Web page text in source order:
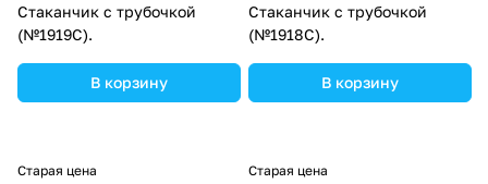
Стаканчик с трубочкой
(№1919С).
В корзину
Стаканчик с трубочкой
(№1918С).
В корзину
Старая цена
Старая цена